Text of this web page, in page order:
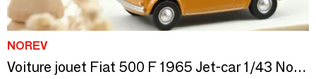
NOREV
Voiture jouet Fiat 500 F 1965 Jet-car 1/43 Norev x Casa Monti